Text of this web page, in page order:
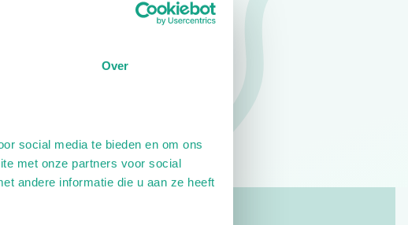
Over
social media te bieden en om ons
met onze partners voor social
andere informatie die u aan ze heeft